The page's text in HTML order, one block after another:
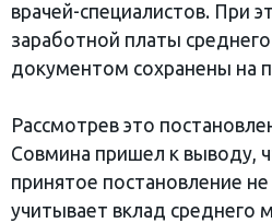
врачей-специалистов. При
заработной платы
документом сохранены на
Рассмотрев это
Совмина пришел к выводу,
принятое постановление
учитывает вклад среднего